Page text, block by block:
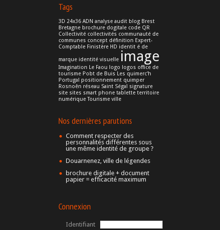
Tags
3D 24x36 ADN analyse audit blog Brest
Bretagne brochure dogitale code QR
Collectivité collectivités communauté de
communes concept définition Expert-
Comptable Finistère HD identit é de
marque identité visuelle image
Imagination Le Faou logo logos office de
tourisme Pobt de Buis Les quimerc'h
Portugal positionnement quimper
Rosnoên réseau Saint Ségal signature
site sites smart phone tablette territoire
numérique Tourisme ville
Nos dernières parutions
Comment respecter des
personnalités différentes sous
une même identité de groupe ?
Douarnenez, ville de légendes
brochure digitale + document
papier = efficacité maximum
Connexion
Identifiant